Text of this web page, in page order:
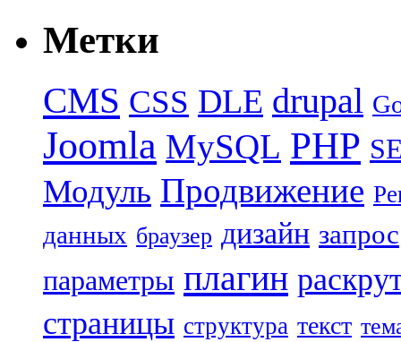
Метки
CMS CSS DLE drupal
Joomla MySQL PHP
Модуль Продвижение
данных браузер дизайн запрос
параметры плагин
страницы структура текст